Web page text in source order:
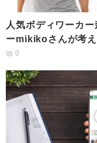
人気ボディワーカ
ーmikikoさんが考
ィットネス」とは
0